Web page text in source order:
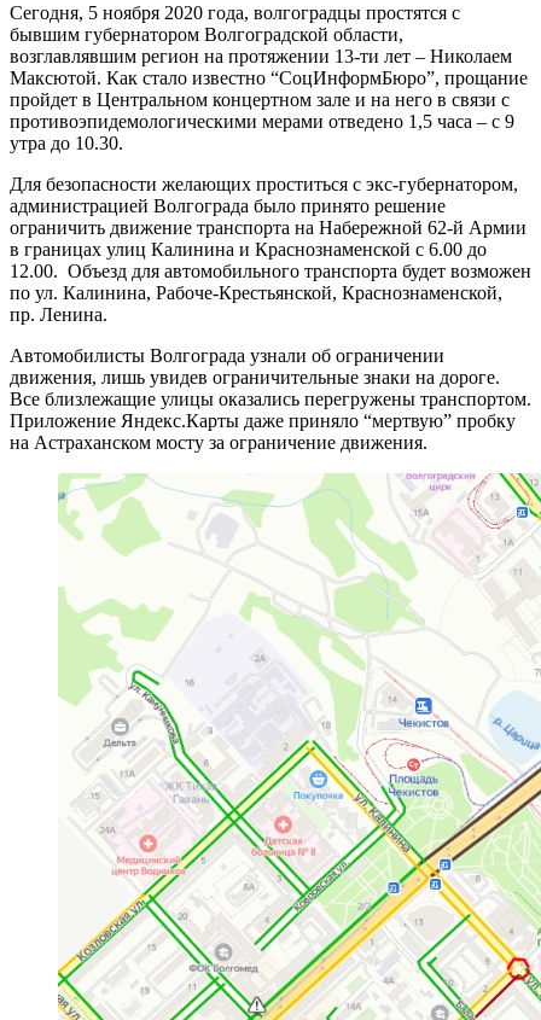
Сегодня, 5 ноября 2020 года, волгоградцы простятся с
бывшим губернатором Волгоградской области,
возглавлявшим регион на протяжении 13-ти лет – Николаем
Максютой. Как стало известно “СоцИнформБюро”, прощание
пройдет в Центральном концертном зале и на него в связи с
противоэпидемологическими мерами отведено 1,5 часа – с 9
утра до 10.30.
Для безопасности желающих проститься с экс-губернатором,
администрацией Волгограда было принято решение
ограничить движение транспорта на Набережной 62-й Армии
в границах улиц Калинина и Краснознаменской с 6.00 до
12.00. Объезд для автомобильного транспорта будет возможен
по ул. Калинина, Рабоче-Крестьянской, Краснознаменской,
пр. Ленина.
Автомобилисты Волгограда узнали об ограничении
движения, лишь увидев ограничительные знаки на дороге.
Все близлежащие улицы оказались перегружены транспортом.
Приложение Яндекс.Карты даже приняло “мертвую” пробку
на Астраханском мосту за ограничение движения.